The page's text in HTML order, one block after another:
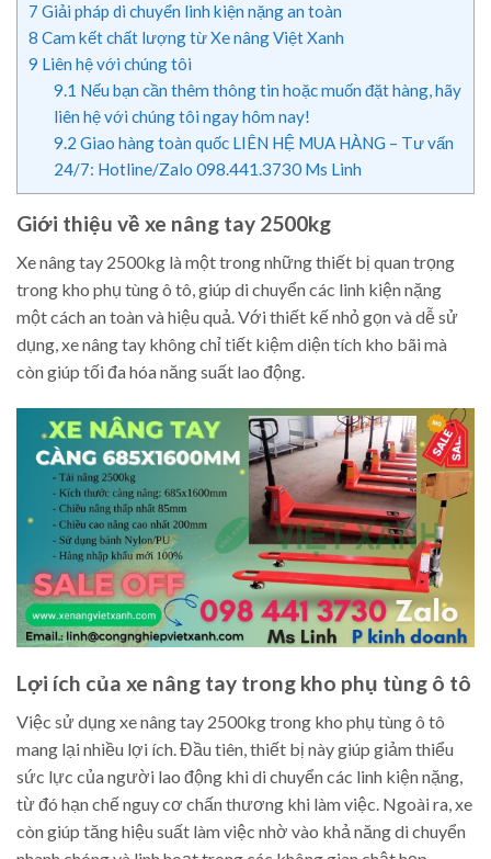
7 Giải pháp di chuyển linh kiện nặng an toàn
8 Cam kết chất lượng từ Xe nâng Việt Xanh
9 Liên hệ với chúng tôi
9.1 Nếu bạn cần thêm thông tin hoặc muốn đặt hàng, hãy
liên hệ với chúng tôi ngay hôm nay!
9.2 Giao hàng toàn quốc LIÊN HỆ MUA HÀNG – Tư vấn
24/7: Hotline/Zalo 098.441.3730 Ms Linh
Giới thiệu về xe nâng tay 2500kg
Xe nâng tay 2500kg là một trong những thiết bị quan trọng
trong kho phụ tùng ô tô, giúp di chuyển các linh kiện nặng
một cách an toàn và hiệu quả. Với thiết kế nhỏ gọn và dễ sử
dụng, xe nâng tay không chỉ tiết kiệm diện tích kho bãi mà
còn giúp tối đa hóa năng suất lao động.
Lợi ích của xe nâng tay trong kho phụ tùng ô tô
Việc sử dụng xe nâng tay 2500kg trong kho phụ tùng ô tô
mang lại nhiều lợi ích. Đầu tiên, thiết bị này giúp giảm thiểu
sức lực của người lao động khi di chuyển các linh kiện nặng,
từ đó hạn chế nguy cơ chấn thương khi làm việc. Ngoài ra, xe
còn giúp tăng hiệu suất làm việc nhờ vào khả năng di chuyển